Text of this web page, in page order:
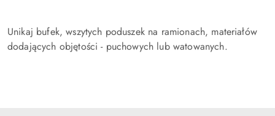
Unikaj bufek, wszytych poduszek na ramionach, materiałów
dodających objętości - puchowych lub watowanych.